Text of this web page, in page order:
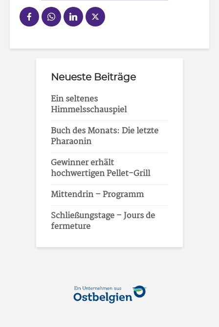
Neueste Beiträge
Ein seltenes
Himmelsschauspiel
Buch des Monats: Die letzte
Pharaonin
Gewinner erhält
hochwertigen Pellet-Grill
Mittendrin – Programm
Schließungstage – Jours de
fermeture